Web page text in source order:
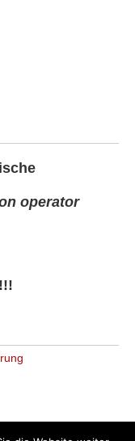
operator